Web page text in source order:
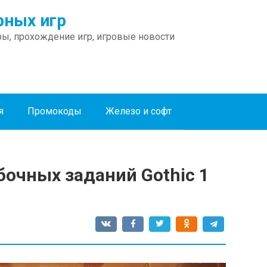
игр
прохождение игр, игровые новости
Промокоды Железо и софт
заданий Gothic 1